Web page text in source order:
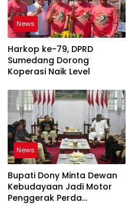
News
Harkop ke-79, DPRD
Sumedang Dorong
Koperasi Naik Level
News
Bupati Dony Minta Dewan
Kebudayaan Jadi Motor
Penggerak Perda